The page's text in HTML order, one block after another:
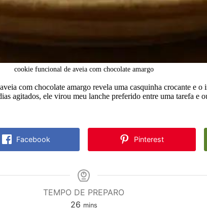
cookie funcional de aveia com chocolate amargo
com chocolate amargo revela uma casquinha crocante e
agitados, ele virou meu lanche preferido entre uma tarefa e
Facebook Pinterest
TEMPO DE PREPARO
26minutes
mins